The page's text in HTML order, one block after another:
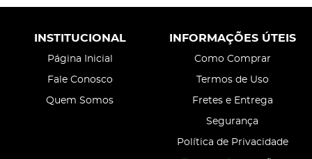
INSTITUCIONAL
Página Inicial
Fale Conosco
Quem Somos
INFORMAÇÕES ÚTEIS
Como Comprar
Termos de Uso
Fretes e Entrega
Segurança
Política de Privacidade